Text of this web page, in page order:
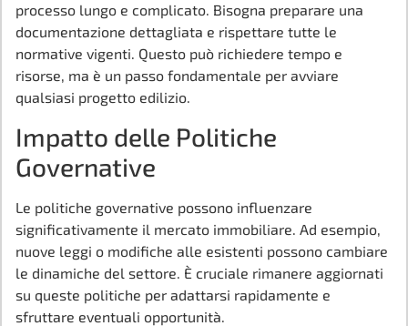
processo lungo e complicato. Bisogna preparare una
documentazione dettagliata e rispettare tutte le
normative vigenti. Questo può richiedere tempo e
risorse, ma è un passo fondamentale per avviare
qualsiasi progetto edilizio.
Impatto delle Politiche
Governative
Le politiche governative possono influenzare
significativamente il mercato immobiliare. Ad esempio,
nuove leggi o modifiche alle esistenti possono cambiare
le dinamiche del settore. È cruciale rimanere aggiornati
su queste politiche per adattarsi rapidamente e
sfruttare eventuali opportunità.